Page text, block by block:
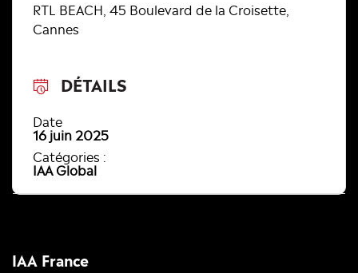
RTL BEACH, 45 Boulevard de la Croisette,
Cannes
DÉTAILS
Date
16 juin 2025
Catégories :
IAA Global
IAA France